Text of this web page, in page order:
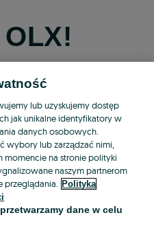
Facebooka
konto Apple
konto Google
lub uzyskujemy dostęp
jak unikalne identyfikatory w
danych osobowych.
wybory lub zarządzać nimi,
na stronie polityki
naszym partnerom
przeglądania.
Polityka
dane w celu